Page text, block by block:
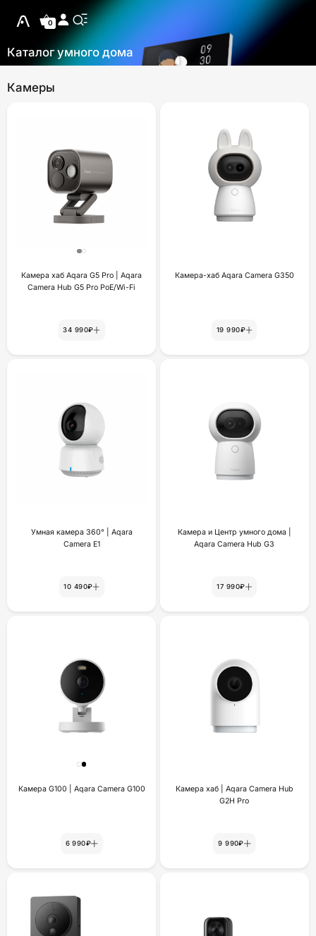
0
Каталог умного дома
Камеры
Камера хаб Aqara G5 Pro | Aqara
Camera Hub G5 Pro PoE/Wi-Fi
34 990₽
Камера-хаб Aqara Camera G350
19 990₽
Умная камера 360° | Aqara
Camera E1
10 490₽
Камера и Центр умного дома |
Aqara Camera Hub G3
17 990₽
Камера G100 | Aqara Camera G100
6 990₽
Камера хаб | Aqara Camera Hub
G2H Pro
9 990₽